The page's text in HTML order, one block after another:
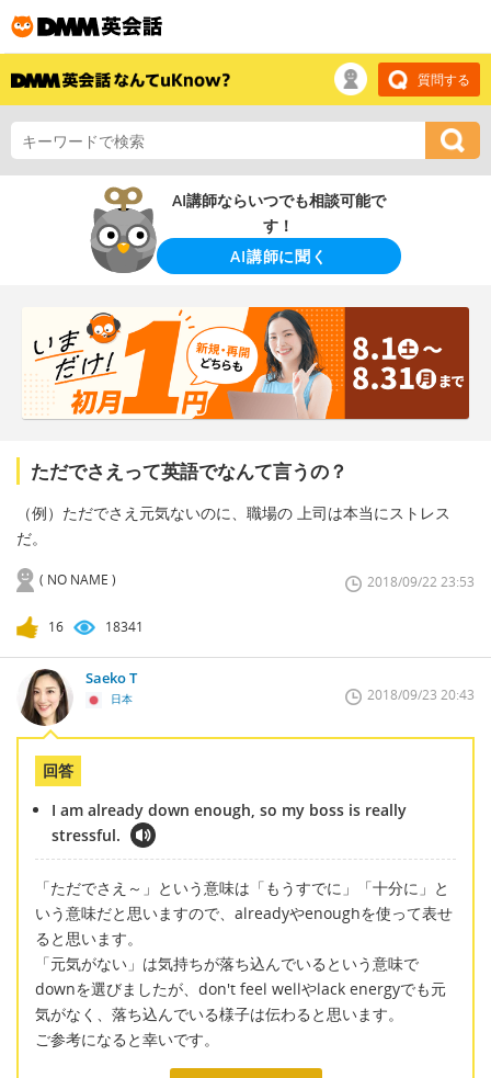
質問する
AI講師ならいつでも相談可能で
す！
AI講師に聞く
ただでさえって英語でなんて言うの？
（例）ただでさえ元気ないのに、職場の 上司は本当にストレス
だ。
( NO NAME ) 2018/09/22 23:53
16 18341
Saeko T
日本 2018/09/23 20:43
回答
I am already down enough, so my boss is really
stressful.
「ただでさえ～」という意味は「もうすでに」「十分に」と
いう意味だと思いますので、alreadyやenoughを使って表せ
ると思います。
「元気がない」は気持ちが落ち込んでいるという意味で
downを選びましたが、don't feel wellやlack energyでも元
気がなく、落ち込んでいる様子は伝わると思います。
ご参考になると幸いです。